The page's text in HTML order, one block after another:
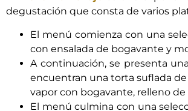
degustación que consta de varios
El menú comienza con una
con ensalada de bogavante y
A continuación, se presenta
encuentran una torta suflada
vapor con bogavante, relleno
El menú culmina con una